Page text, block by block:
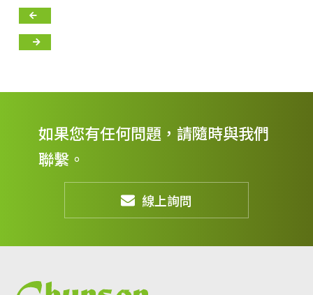
如果您有任何問題，請隨時與我們
聯繫。
線上詢問